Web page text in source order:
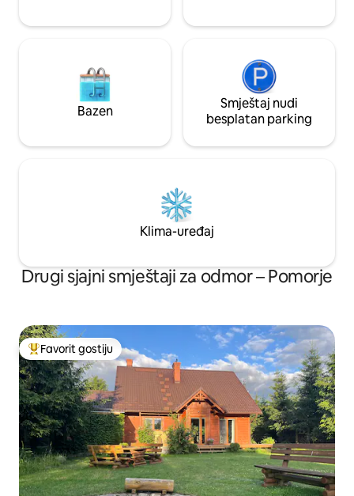
Bazen
Smještaj nudi
besplatan parking
Klima-uređaj
Drugi sjajni smještaji za odmor – Pomorje
Glavni favorit gostiju
Favorit gostiju